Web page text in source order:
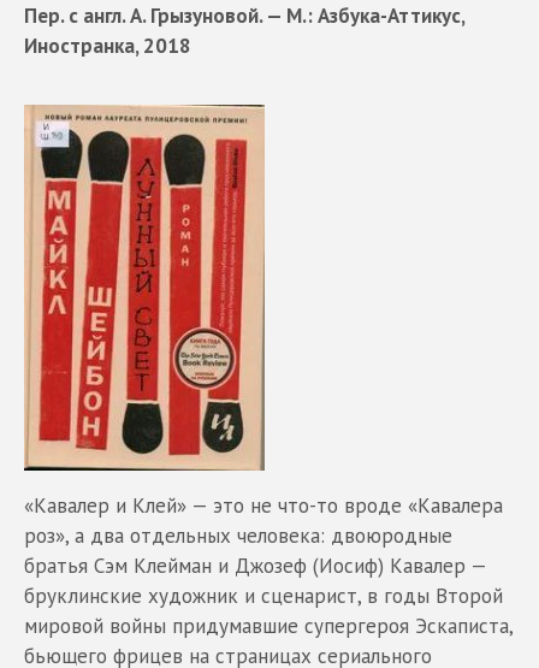
Пер. с англ. А. Грызуновой. — М.: Азбука-Аттикус,
Иностранка, 2018
«Кавалер и Клей» — это не что-то вроде «Кавалера
роз», а два отдельных человека: двоюродные
братья Сэм Клейман и Джозеф (Иосиф) Кавалер —
бруклинские художник и сценарист, в годы Второй
мировой войны придумавшие супергероя Эскаписта,
бьющего фрицев на страницах сериального